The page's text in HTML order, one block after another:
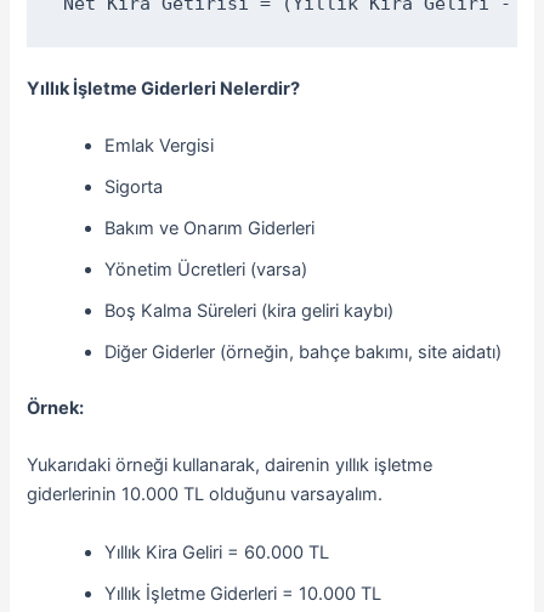
Yıllık İşletme Giderleri Nelerdir?
Emlak Vergisi
Sigorta
Bakım ve Onarım Giderleri
Yönetim Ücretleri (varsa)
Boş Kalma Süreleri (kira geliri kaybı)
Diğer Giderler (örneğin, bahçe bakımı, site aidatı)
Örnek:
Yukarıdaki örneği kullanarak, dairenin yıllık işletme
giderlerinin 10.000 TL olduğunu varsayalım.
Yıllık Kira Geliri = 60.000 TL
Yıllık İşletme Giderleri = 10.000 TL